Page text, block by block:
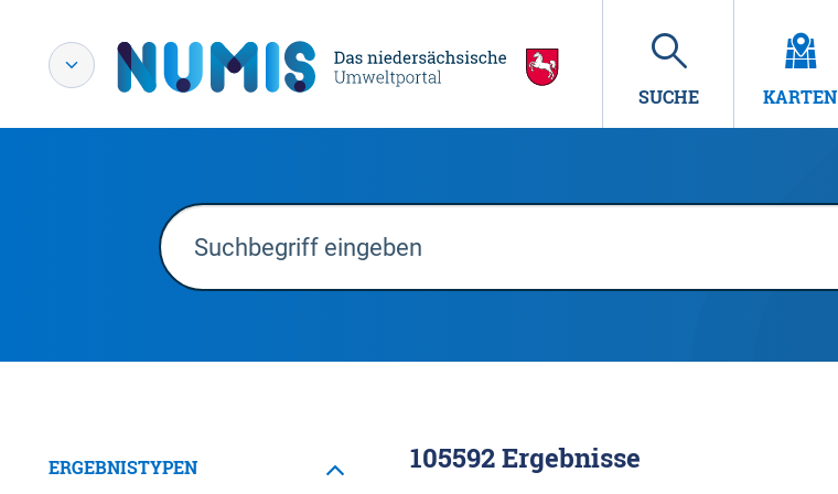
SUCHE KARTEN
ERGEBNISTYPEN 105592Ergebnisse